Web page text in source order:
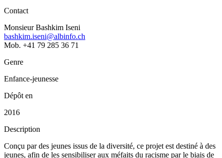
Contact
Monsieur Bashkim Iseni
bashkim.iseni@albinfo.ch
Mob. +41 79 285 36 71
Genre
Enfance-jeunesse
Dépôt en
2016
Description
Conçu par des jeunes issus de la diversité, ce projet est destiné à des
jeunes, afin de les sensibiliser aux méfaits du racisme par le biais de